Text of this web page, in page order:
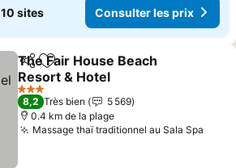
10 sites Consulter les prix
PartagerAjouter à mes favoris
The Fair House Beach
Resort & Hotel
Consulter les prix
3 Étoiles
8,2 Très bien
5 569
0.4 km de la plage
Massage thaï traditionnel au Sala Spa